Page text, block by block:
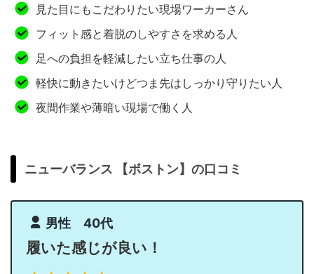
見た目にもこだわりたい現場ワーカーさん
フィット感と着脱のしやすさを求める人
足への負担を軽減したい立ち仕事の人
軽快に動きたいけどつま先はしっかり守りたい人
夜間作業や薄暗い現場で働く人
ニューバランス 【ボストン】の口コミ
男性 40代
履いた感じが良い！